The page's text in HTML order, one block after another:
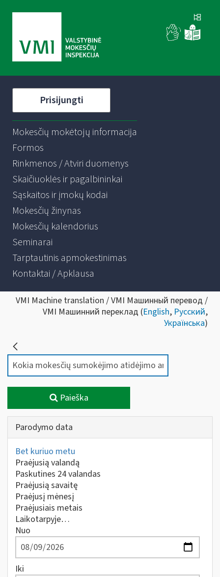
Prisijungti
Mokesčių mokėtojų informacija
Formos
Rinkmenos / Atviri duomenys
Skaičiuoklės ir pagalbininkai
Sąskaitos ir įmokų kodai
Mokesčių žinynas
Mokesčių kalendorius
Seminarai
Tarptautinis apmokestinimas
Kontaktai / Apklausa
VMI Machine translation / VMI Машинный перевод /
VMI Машинний переклад (English, Русский,
Українська)
Paieška
Parodymo data
Bet kuriuo metu
Praėjusią valandą
Paskutines 24 valandas
Praėjusią savaitę
Praėjusį mėnesį
Praėjusiais metais
Laikotarpyje…
Nuo
Iki